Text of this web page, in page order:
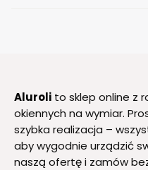
Aluroli to sklep online z
okiennych na wymiar.
szybka realizacja –
aby wygodnie urządzić
naszą ofertę i zamów